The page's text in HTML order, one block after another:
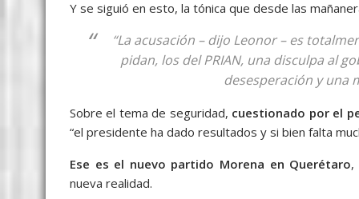
Y se siguió en esto, la tónica que desde las
“La acusación – dijo Leonor – es
pidan, los del PRIAN, una disculpa al
desesperación y una
Sobre el tema de seguridad, cuestionado por el
“el presidente ha dado resultados y si bien falta
Ese es el nuevo partido Morena en Querétaro,
nueva realidad.